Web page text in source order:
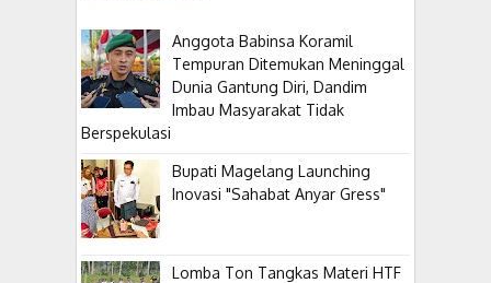
Anggota Babinsa Koramil
Tempuran Ditemukan Meninggal
Dunia Gantung Diri, Dandim
Imbau Masyarakat Tidak
Berspekulasi
Bupati Magelang Launching
Inovasi "Sahabat Anyar Gress"
Lomba Ton Tangkas Materi HTF